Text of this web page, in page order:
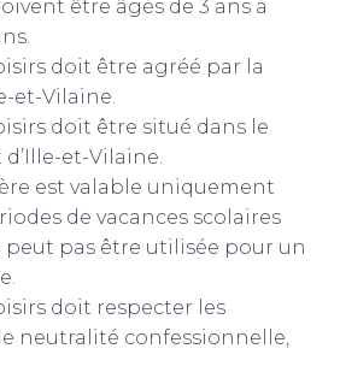
être âgés de 3 ans à
doit être agréé par la
et-Vilaine.
doit être situé dans le
et-Vilaine.
est valable uniquement
de vacances scolaires
peut pas être utilisée pour un
doit respecter les
neutralité confessionnelle,